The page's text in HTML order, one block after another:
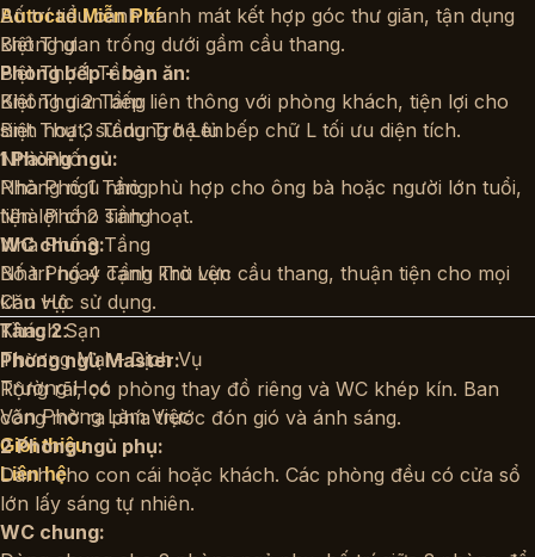
Autocad Miễn Phí
Biệt Thự
Biệt Thự 1 Tầng
Biệt Thự 2 Tầng
Biệt Thự 3 Tầng Trở Lên
Nhà Phố
Nhà Phố 1 Tầng
Nhà Phố 2 Tầng
Nhà Phố 3 Tầng
Nhà Phố 4 Tầng Trở Lên
Căn Hộ
Khách Sạn
Thương Mại – Dịch Vụ
Trường Học
Văn Phòng Làm Việc
Giới thiệu
Liên hệ
Bố trí tiểu cảnh xanh mát kết hợp góc thư giãn, tận dụng
không gian trống dưới gầm cầu thang.
Phòng bếp + bàn ăn:
Không gian bếp liên thông với phòng khách, tiện lợi cho
sinh hoạt, sử dụng hệ tủ bếp chữ L tối ưu diện tích.
1 Phòng ngủ:
Phòng ngủ nhỏ phù hợp cho ông bà hoặc người lớn tuổi,
tiện lợi cho sinh hoạt.
WC chung:
Bố trí ngay cạnh khu vực cầu thang, thuận tiện cho mọi
khu vực sử dụng.
Tầng 2:
Phòng ngủ Master:
Rộng rãi, có phòng thay đồ riêng và WC khép kín. Ban
công mở ra phía trước đón gió và ánh sáng.
2 Phòng ngủ phụ:
Dành cho con cái hoặc khách. Các phòng đều có cửa sổ
lớn lấy sáng tự nhiên.
WC chung: